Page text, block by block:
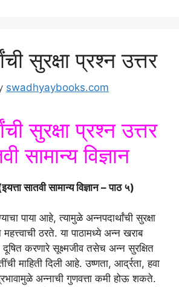
सुरक्षा प्रश्न उत्तर
swadhyaybooks.com
सुरक्षा प्रश्न उत्तर
सामान्य विज्ञान
सातवी सामान्य विज्ञान – पाठ ५)
पाया आहे, त्यामुळे अन्नपदार्थांची सुरक्षा
ठरते. या पाठामध्ये अन्न खराब
दूषित करणारे सूक्ष्मजीव तसेच अन्न सुरक्षित
माहिती दिली आहे. उष्णता, आर्द्रता, हवा
अन्नाची गुणवत्ता कमी होऊ शकते.